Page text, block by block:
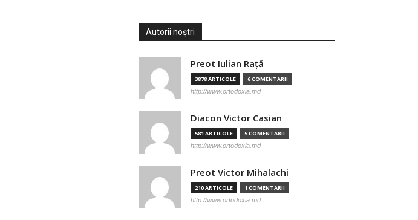
Autorii noștri
Preot Iulian Raţă
3878 ARTICOLE 6 COMENTARII
http://www.ortodoxia.md
Diacon Victor Casian
581 ARTICOLE 5 COMENTARII
http://www.ortodoxia.md
Preot Victor Mihalachi
210 ARTICOLE 1 COMENTARII
http://www.ortodoxia.md